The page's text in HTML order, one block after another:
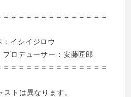
＝＝＝＝＝＝＝＝＝＝＝＝＝
イシイジロウ
ロデューサー：安藤匠郎
＝＝＝＝＝＝＝＝＝＝＝＝＝
トは異なります。